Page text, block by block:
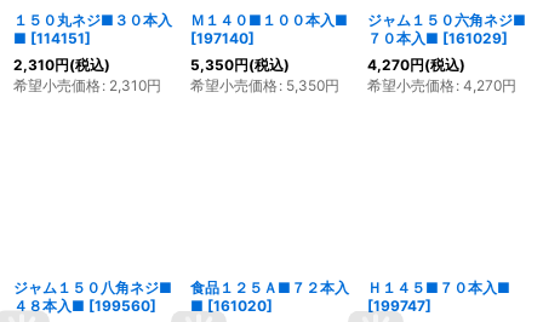
１５０丸ネジ■３０本入
■ [114151]
2,310円(税込)
希望小売価格: 2,310円
Ｍ１４０■１００本入■
[197140]
5,350円(税込)
希望小売価格: 5,350円
ジャム１５０六角ネジ■
７０本入■ [161029]
4,270円(税込)
希望小売価格: 4,270円
ジャム１５０八角ネジ■
４８本入■ [199560]
食品１２５Ａ■７２本入
■ [161020]
Ｈ１４５■７０本入■
[199747]